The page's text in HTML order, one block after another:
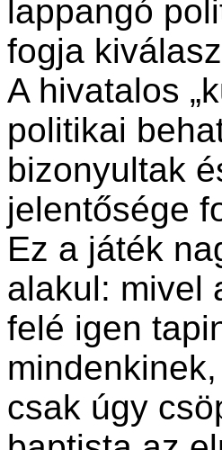
lappangó
fogja
A hivatalos
politikai
bizonyultak
jelentősége
Ez a játék
alakul: mivel
felé igen
csak úgy